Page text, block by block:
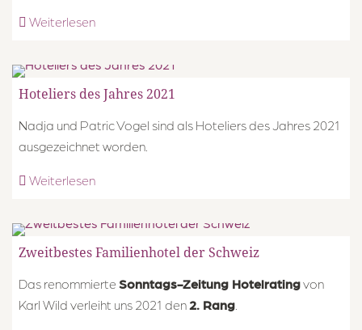
Weiterlesen
Hoteliers des Jahres 2021
Nadja und Patric Vogel sind als Hoteliers des Jahres 2021
ausgezeichnet worden.
Weiterlesen
Zweitbestes Familienhotel der Schweiz
Das renommierte Sonntags-Zeitung Hotelratingvon
Karl Wild verleiht uns 2021 den2. Rang.